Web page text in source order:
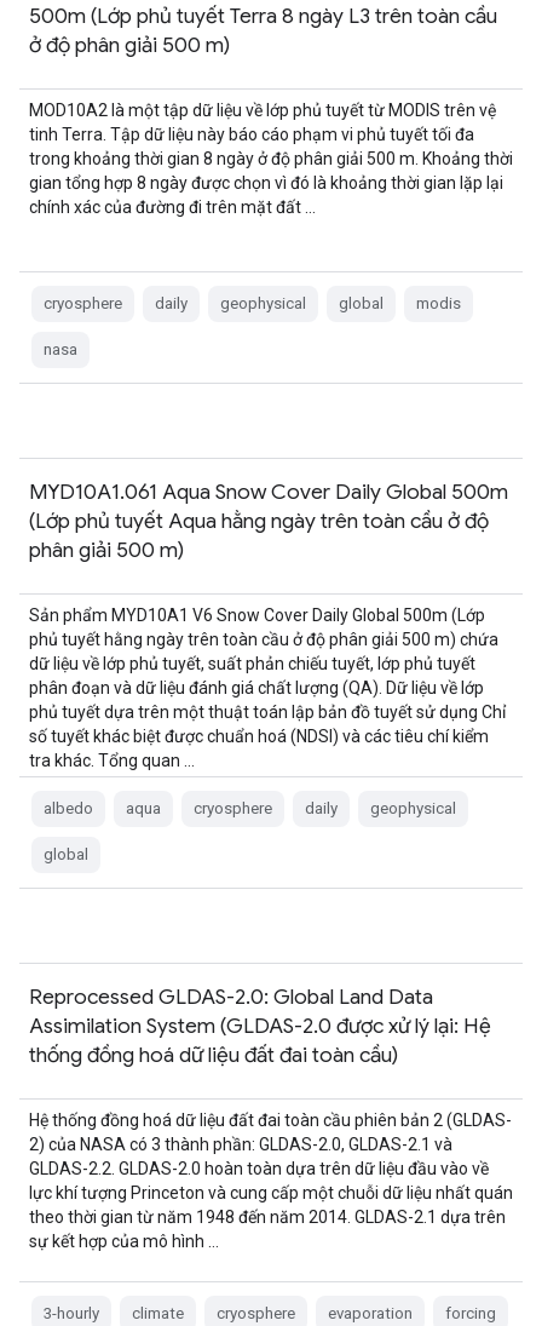
500m (Lớp phủ tuyết Terra 8 ngày L3 trên toàn cầu
ở độ phân giải 500 m)
MOD10A2 là một tập dữ liệu về lớp phủ tuyết từ MODIS trên vệ
tinh Terra. Tập dữ liệu này báo cáo phạm vi phủ tuyết tối đa
trong khoảng thời gian 8 ngày ở độ phân giải 500 m. Khoảng thời
gian tổng hợp 8 ngày được chọn vì đó là khoảng thời gian lặp lại
chính xác của đường đi trên mặt đất …
cryosphere daily geophysical global modis
nasa
MYD10A1.061 Aqua Snow Cover Daily Global 500m
(Lớp phủ tuyết Aqua hằng ngày trên toàn cầu ở độ
phân giải 500 m)
Sản phẩm MYD10A1 V6 Snow Cover Daily Global 500m (Lớp
phủ tuyết hằng ngày trên toàn cầu ở độ phân giải 500 m) chứa
dữ liệu về lớp phủ tuyết, suất phản chiếu tuyết, lớp phủ tuyết
phân đoạn và dữ liệu đánh giá chất lượng (QA). Dữ liệu về lớp
phủ tuyết dựa trên một thuật toán lập bản đồ tuyết sử dụng Chỉ
số tuyết khác biệt được chuẩn hoá (NDSI) và các tiêu chí kiểm
tra khác. Tổng quan …
albedo aqua cryosphere daily geophysical
global
Reprocessed GLDAS-2.0: Global Land Data
Assimilation System (GLDAS-2.0 được xử lý lại: Hệ
thống đồng hoá dữ liệu đất đai toàn cầu)
Hệ thống đồng hoá dữ liệu đất đai toàn cầu phiên bản 2 (GLDAS-
2) của NASA có 3 thành phần: GLDAS-2.0, GLDAS-2.1 và
GLDAS-2.2. GLDAS-2.0 hoàn toàn dựa trên dữ liệu đầu vào về
lực khí tượng Princeton và cung cấp một chuỗi dữ liệu nhất quán
theo thời gian từ năm 1948 đến năm 2014. GLDAS-2.1 dựa trên
sự kết hợp của mô hình …
3-hourly climate cryosphere evaporation forcing